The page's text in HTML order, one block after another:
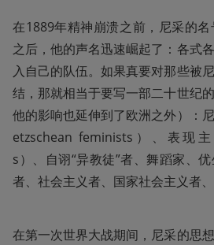
在1889年精神崩溃之前，尼采的
之后，他的声名迅速崛起了：各式
入自己的队伍。如果真要对那些被
结，那就相当于要写一部二十世纪
他的影响也延伸到了欧洲之外）：
etzschean feminists）、表现
s）、自诩“异教徒”者、舞蹈家、
者、社会主义者、国家社会主义者
在第一次世界大战期间，尼采的思